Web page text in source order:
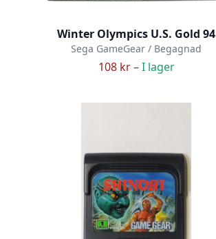
Winter Olympics U.S. Gold 94
Sega GameGear / Begagnad
108 kr –I lager